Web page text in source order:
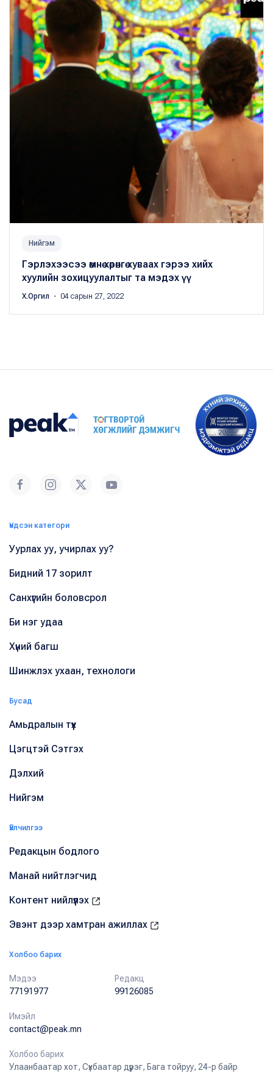
Нийгэм
Гэрлэхээсээ өмнө хөрөнгө хуваах гэрээ хийх
хуулийн зохицуулалтыг та мэдэх үү
Х.Оргил ・ 04 сарын 27, 2022
Үндсэн категори
Уурлах уу, учирлах уу?
Бидний 17 зорилт
Санхүүгийн боловсрол
Би нэг удаа
Хүний багш
Шинжлэх ухаан, технологи
Бусад
Амьдралын түүх
Цэгцтэй Сэтгэх
Дэлхий
Нийгэм
Үйлчилгээ
Редакцын бодлого
Манай нийтлэгчид
Контент нийлүүлэх
Эвэнт дээр хамтран ажиллах
Холбоо барих
Мэдээ
77191977
Редакц
99126085
Имэйл
contact@peak.mn
Холбоо барих
Улаанбаатар хот, Сүхбаатар дүүрэг, Бага тойруу, 24-р байр